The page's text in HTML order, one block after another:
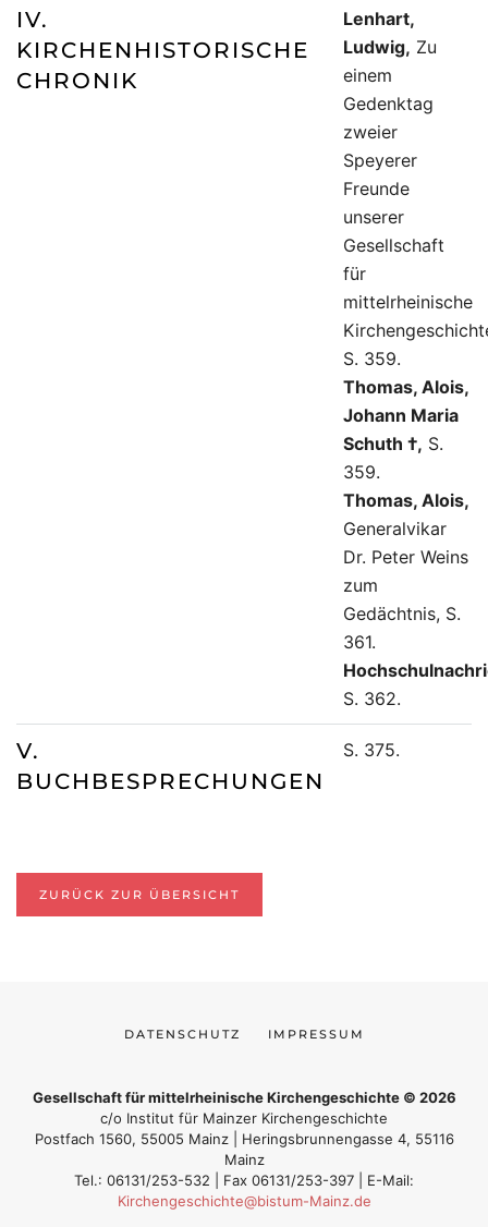
IV.
KIRCHENHISTORISCHE
CHRONIK
Lenhart,
Ludwig, Zu
einem
Gedenktag
zweier
Speyerer
Freunde
unserer
Gesellschaft
für
mittelrheinische
S. 359.
Thomas, Alois,
Johann Maria
Schuth †, S.
359.
Thomas, Alois,
Generalvikar
Dr. Peter Weins
zum
Gedächtnis, S.
361.
S. 362.
V.
BUCHBESPRECHUNGEN
S. 375.
ZURÜCK ZUR ÜBERSICHT
DATENSCHUTZ IMPRESSUM
Gesellschaft für mittelrheinische Kirchengeschichte © 2026
c/o Institut für Mainzer Kirchengeschichte
Postfach 1560, 55005 Mainz | Heringsbrunnengasse 4, 55116
Mainz
Tel.: 06131/253-532 | Fax 06131/253-397 | E-Mail:
Kirchengeschichte@bistum-Mainz.de